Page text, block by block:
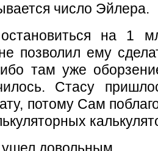
число Эйлера.
на 1
позволил ему
ибо там уже
Стасу
потому Сам